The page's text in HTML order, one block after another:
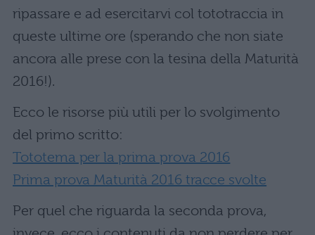
ripassare e ad esercitarvi col tototraccia in
queste ultime ore (sperando che non siate
ancora alle prese con la tesina della Maturità
2016!).
Ecco le risorse più utili per lo svolgimento
del primo scritto:
Tototema per la prima prova 2016
Prima prova Maturità 2016 tracce svolte
Per quel che riguarda la seconda prova,